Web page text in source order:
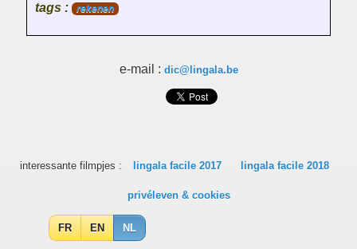
tags :
rekenen
e-mail : dic@lingala.be
interessante filmpjes : lingala facile 2017 lingala facile 2018
privéleven & cookies
FR EN NL